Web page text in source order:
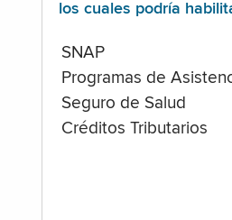
los cuales podría
SNAP
Programas de
Seguro de Salud
Créditos Tributarios